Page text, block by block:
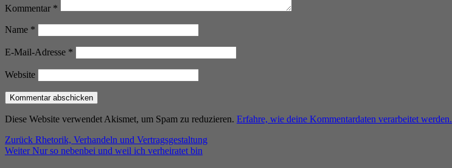
Kommentar *
Name *
E-Mail-Adresse *
Website
Diese Website verwendet Akismet, um Spam zu reduzieren. Erfahre, wie deine Kommentardaten verarbeitet werden.
Beitragsnavigation
Zurück Vorheriger
Beitrag:
Rhetorik, Verhandeln und Vertragsgestaltung
Weiter Nächster
Nur so nebenbei und weil ich verheiratet bin